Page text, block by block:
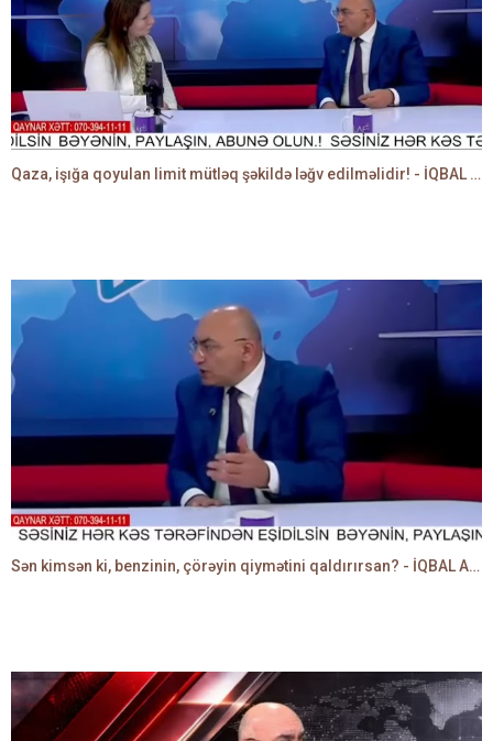
Qaza, işığa qoyulan limit mütləq şəkildə ləğv edilməlidir! - İQBAL AĞAZADƏ
Sən kimsən ki, benzinin, çörəyin qiymətini qaldırırsan? - İQBAL AĞAZADƏ